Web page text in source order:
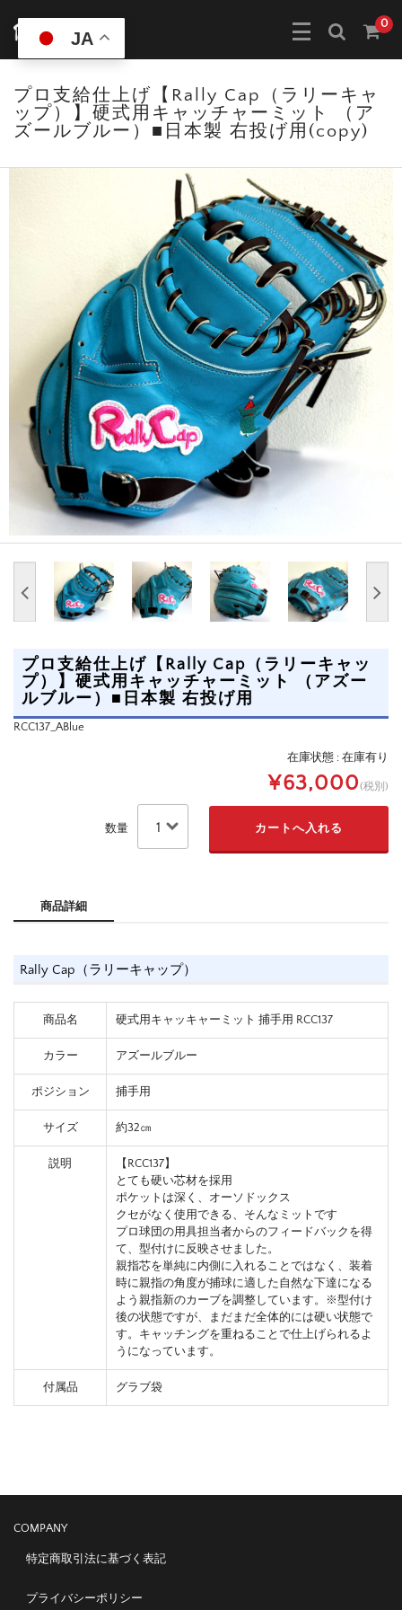
0
プロ支給仕上げ【Rally Cap（ラリーキャ
ップ）】硬式用キャッチャーミット （ア
ズールブルー）■日本製 右投げ用(copy)
プロ支給仕上げ【Rally Cap（ラリーキャッ
プ）】硬式用キャッチャーミット （アズー
ルブルー）■日本製 右投げ用
RCC137_ABlue
在庫状態 : 在庫有り
¥63,000(税別)
数量
商品詳細
Rally Cap（ラリーキャップ）
商品名 硬式用キャッキャーミット 捕手用 RCC137
カラー アズールブルー
ポジション 捕手用
サイズ 約32㎝
説明
【RCC137】
とても硬い芯材を採用
ポケットは深く、オーソドックス
クセがなく使用できる、そんなミットです
プロ球団の用具担当者からのフィードバックを得
て、型付けに反映させました。
親指芯を単純に内側に入れることではなく、装着
時に親指の角度が捕球に適した自然な下達になる
よう親指新のカーブを調整しています。※型付け
後の状態ですが、まだまだ全体的には硬い状態で
す。キャッチングを重ねることで仕上げられるよ
うになっています。
付属品 グラブ袋
COMPANY
特定商取引法に基づく表記
プライバシーポリシー
JA